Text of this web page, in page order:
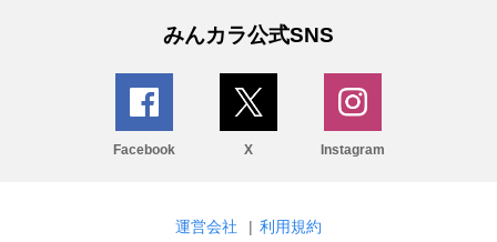
みんカラ公式SNS
Facebook X Instagram
運営会社 | 利用規約